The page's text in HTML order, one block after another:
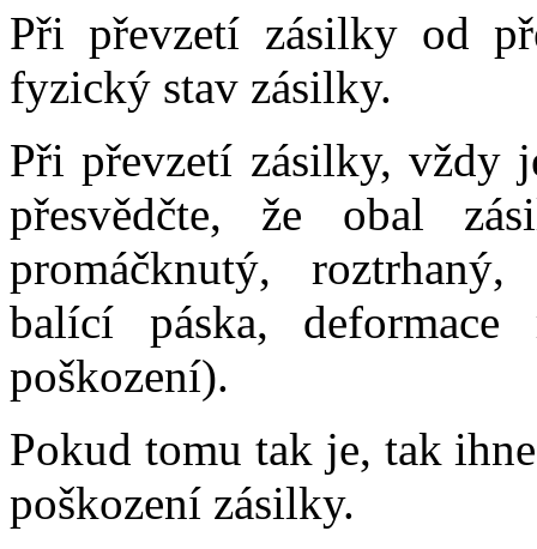
Při převzetí zásilky od
fyzický stav zásilky.
Při převzetí zásilky, vždy
přesvědčte, že obal
promáčknutý, roztrhaný,
balící páska,
poškození).
Pokud tomu tak je, tak
poškození zásilky.